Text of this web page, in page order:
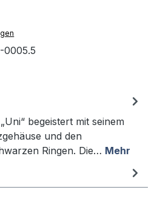
0005.5
begeistert mit seinem
und den
Ringen. Die… Mehr